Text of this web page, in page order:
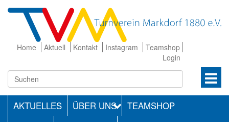
Home Aktuell Kontakt Instagram
Teamshop
Login
AKTUELLES ÜBER UNS
TEAMSHOP